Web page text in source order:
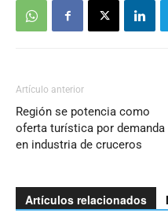
Artículo anterior
Región se potencia como
oferta turística por demanda
en industria de cruceros
Artículos relacionados